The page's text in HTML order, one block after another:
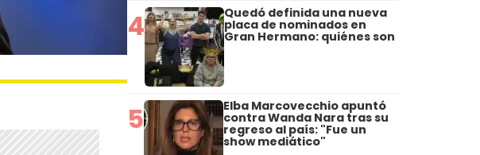
4 Quedó definida una nueva
placa de nominados en
Gran Hermano: quiénes son
5 Elba Marcovecchio apuntó
contra Wanda Nara tras su
regreso al país: "Fue un
show mediático"